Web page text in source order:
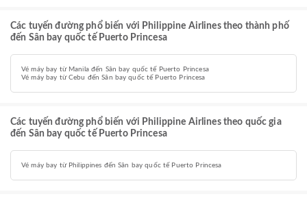
Các tuyến đường phổ biến với Philippine Airlines theo thành phố
đến Sân bay quốc tế Puerto Princesa
Vé máy bay từ Manila đến Sân bay quốc tế Puerto Princesa
Vé máy bay từ Cebu đến Sân bay quốc tế Puerto Princesa
Các tuyến đường phổ biến với Philippine Airlines theo quốc gia
đến Sân bay quốc tế Puerto Princesa
Vé máy bay từ Philippines đến Sân bay quốc tế Puerto Princesa